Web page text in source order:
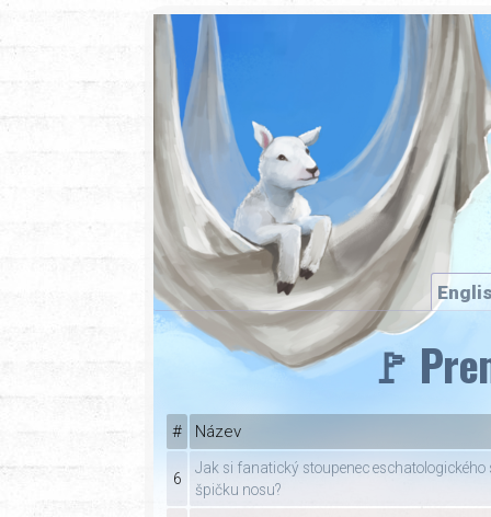
🚩
# Název
6
Jak si fanatický stoupenec eschatologického
špičku nosu?